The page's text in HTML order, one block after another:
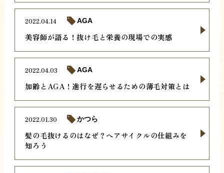
美容師が語る！抜け毛と栄養の現場での実感
2022.04.14 AGA
加齢とAGA！進行を遅らせるための薄毛対策とは
2022.04.03 AGA
髪の毛抜けるのはなぜ？ヘアサイクルの仕組みを
知ろう
2022.01.30 かつら